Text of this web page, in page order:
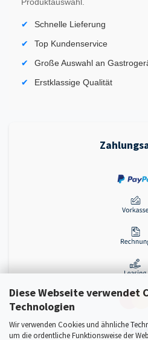
Diese Webseite verwendet
Technologien
Wir verwenden Cookies und ähnliche
um die ordentliche Funktionsweise der
Schnelle Lieferung
Top Kundenservice
Große Auswahl an
Erstklassige Qualität